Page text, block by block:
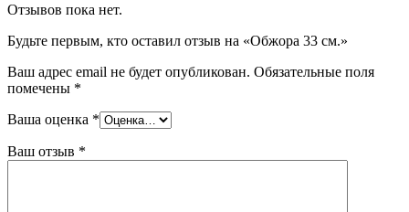
Отзывов пока нет.
Будьте первым, кто оставил отзыв на «Обжора 33 см.»
Ваш адрес email не будет опубликован. Обязательные поля
помечены *
Ваша оценка *
Ваш отзыв *